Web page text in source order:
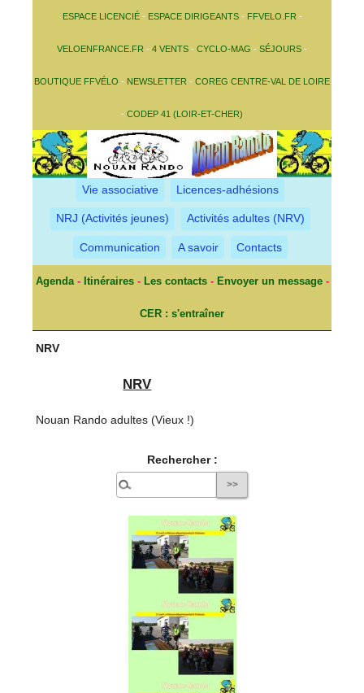
ESPACE LICENCIÉ- ESPACE DIRIGEANTS- FFVELO.FR -
VELOENFRANCE.FR - 4 VENTS - CYCLO-MAG - SÉJOURS -
BOUTIQUE FFVÉLO - NEWSLETTER - COREG CENTRE-VAL DE LOIRE
- CODEP 41 (LOIR-ET-CHER)
Vie associative Licences-adhésions
NRJ (Activités jeunes) Activités adultes (NRV)
Communication A savoir Contacts
Agenda- Itinéraires- Les contacts- Envoyer un message-
CER : s'entraîner
NRV
NRV
Nouan Rando adultes (Vieux !)
Rechercher :